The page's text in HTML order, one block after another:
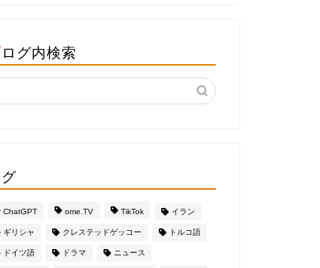
ブログ内検索
タグ
ChatGPT ome.TV TikTok イラン
ギリシャ クレステッドゲッコー トルコ語
ドイツ語 ドラマ ニュース